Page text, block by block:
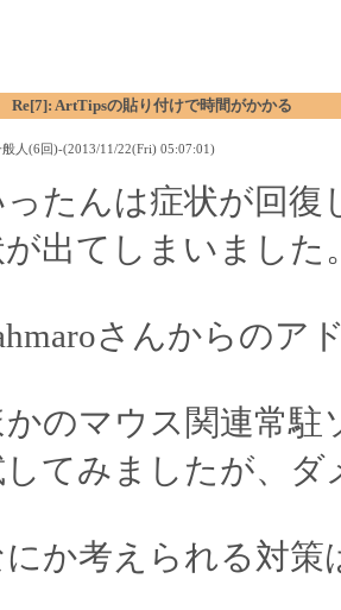
Re[7]: ArtTipsの貼り付けで時間がかかる
般人(6回)-(2013/11/22(Fri) 05:07:01)
ったんは症状が回復
出てしまいました
さんからのア
かのマウス関連常駐
てみましたが、ダ
にか考えられる対